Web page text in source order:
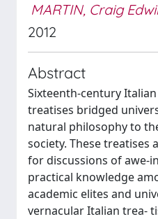
MARTIN, Craig
2012
Abstract
Sixteenth-century
treatises bridged
natural philosophy to
society. These treatises
for discussions of awe-
practical knowledge
academic elites and
vernacular Italian trea-